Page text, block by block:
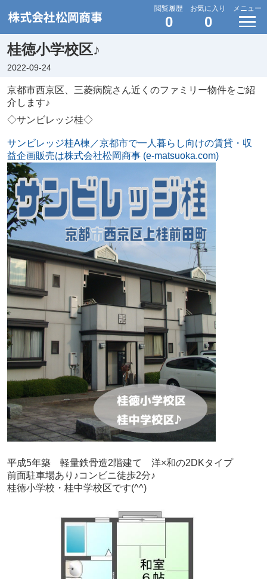
閲覧履歴
0
お気に入り
0
メニュー
桂徳小学校区♪
2022-09-24
京都市西京区、三菱病院さん近くのファミリー物件をご紹
介します♪
◇サンビレッジ桂◇
サンビレッジ桂A棟／京都市で一人暮らし向けの賃貸・収
益企画販売は株式会社松岡商事 (e-matsuoka.com)
平成5年築　軽量鉄骨造2階建て　洋×和の2DKタイプ
前面駐車場あり♪コンビニ徒歩2分♪
桂徳小学校・桂中学校区です(^^)